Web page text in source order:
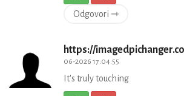
Odgovori ⇾
https://
06-2026 17:04:55
It's truly touching